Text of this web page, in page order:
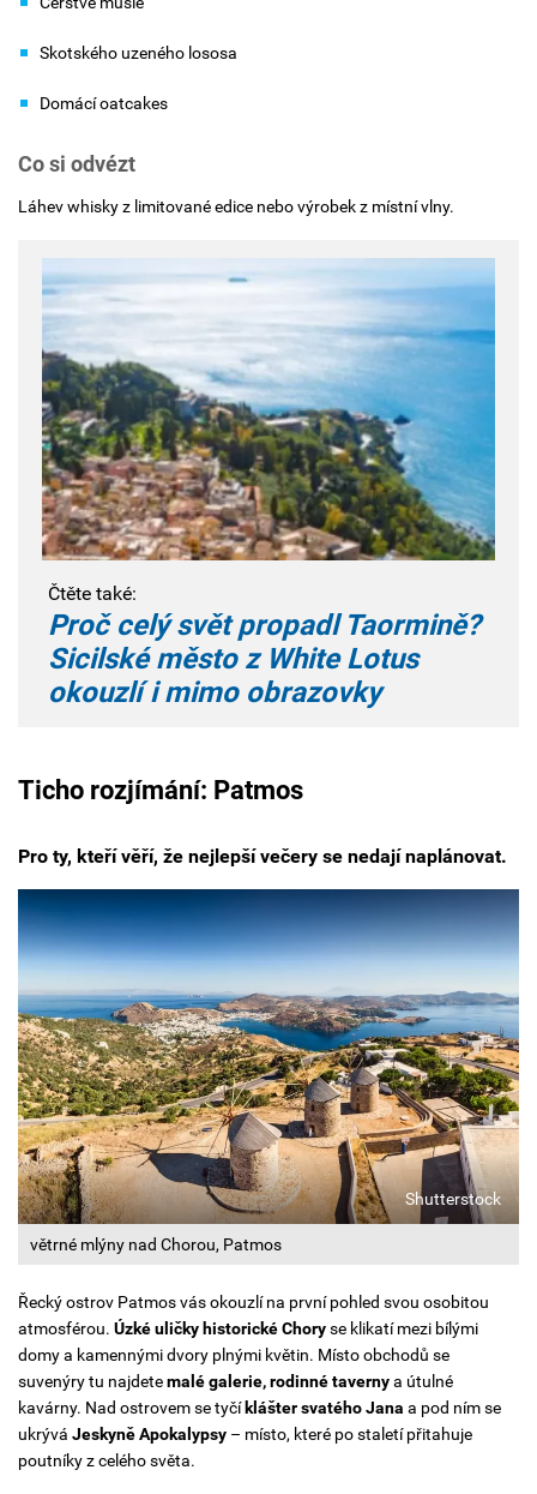
Skotského uzeného lososa
Domácí oatcakes
Co si odvézt
Láhev whisky z limitované edice nebo výrobek z místní vlny.
Čtěte také:
Proč celý svět propadl Taormině?
Sicilské město z White Lotus
okouzlí i mimo obrazovky
Ticho rozjímání: Patmos
Pro ty, kteří věří, že nejlepší večery se nedají naplánovat.
větrné mlýny nad Chorou, Patmos
Shutterstock
Řecký ostrov Patmos vás okouzlí na první pohled svou osobitou
atmosférou. Úzké uličky historické Choryse klikatí mezi bílými
domy a kamennými dvory plnými květin. Místo obchodů se
suvenýry tu najdetemalé galerie, rodinné tavernya útulné
kavárny. Nad ostrovem se tyčí klášter svatého Jana a pod ním se
ukrývá Jeskyně Apokalypsy – místo, které po staletí přitahuje
poutníky z celého světa.